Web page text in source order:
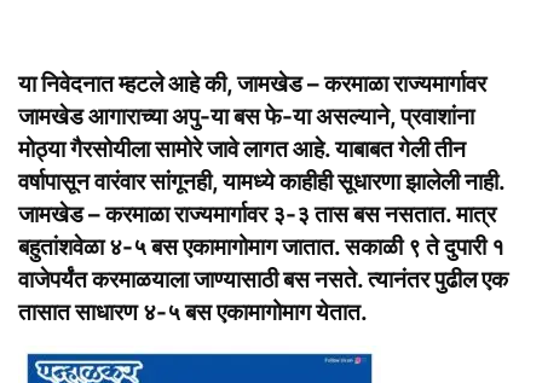
या निवेदनात म्हटले आहे की, जामखेड – करमाळा राज्यमार्गावर
जामखेड आगाराच्या अपु-या बस फे-या असल्याने, प्रवाशांना
मोठ्या गैरसोयीला सामोरे जावे लागत आहे. याबाबत गेली तीन
वर्षापासून वारंवार सांगूनही, यामध्ये काहीही सूधारणा झालेली नाही.
जामखेड – करमाळा राज्यमार्गावर ३-३ तास बस नसतात. मात्र
बहुतांशवेळा ४-५ बस एकामागोमाग जातात. सकाळी ९ ते दुपारी १
वाजेपर्यंत करमाळयाला जाण्यासाठी बस नसते. त्यानंतर पुढील एक
तासात साधारण ४-५ बस एकामागोमाग येतात.